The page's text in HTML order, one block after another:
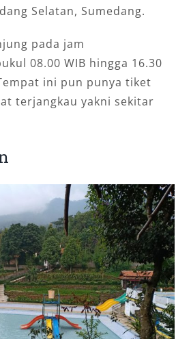
Selatan, Sumedang.
pada jam
08.00 WIB hingga 16.30
ini pun punya tiket
terjangkau yakni sekitar